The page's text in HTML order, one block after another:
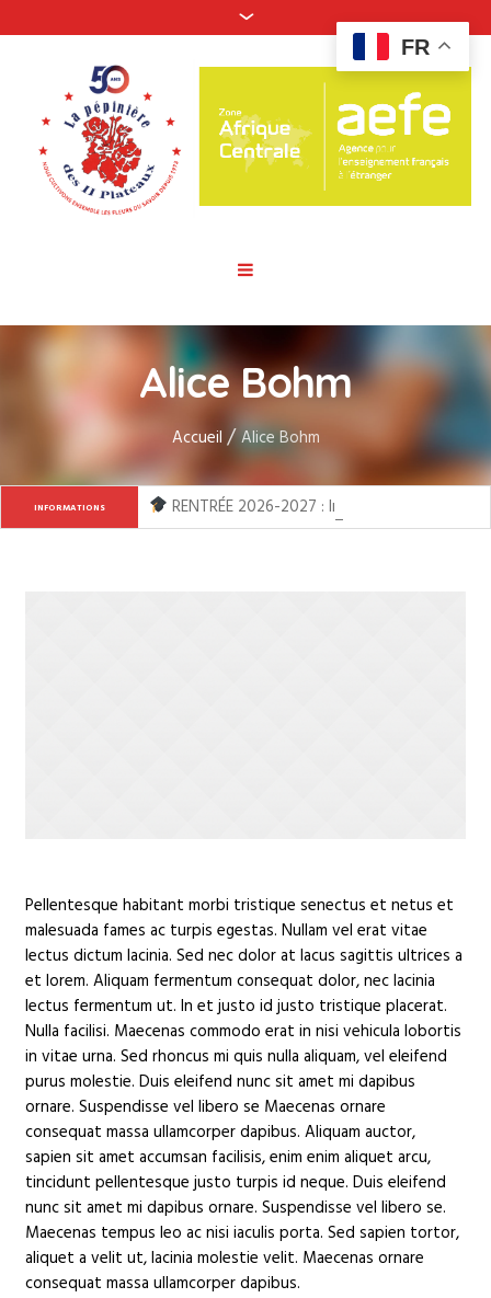
Alice Bohm
Accueil /Alice Bohm
INFORMATIONS RENTRÉE 2026-2027 : Inscription ouverte
Pellentesque habitant morbi tristique senectus et netus et
malesuada fames ac turpis egestas. Nullam vel erat vitae
lectus dictum lacinia. Sed nec dolor at lacus sagittis ultrices a
et lorem. Aliquam fermentum consequat dolor, nec lacinia
lectus fermentum ut. In et justo id justo tristique placerat.
Nulla facilisi. Maecenas commodo erat in nisi vehicula lobortis
in vitae urna. Sed rhoncus mi quis nulla aliquam, vel eleifend
purus molestie. Duis eleifend nunc sit amet mi dapibus
ornare. Suspendisse vel libero se Maecenas ornare
consequat massa ullamcorper dapibus. Aliquam auctor,
sapien sit amet accumsan facilisis, enim enim aliquet arcu,
tincidunt pellentesque justo turpis id neque. Duis eleifend
nunc sit amet mi dapibus ornare. Suspendisse vel libero se.
Maecenas tempus leo ac nisi iaculis porta. Sed sapien tortor,
aliquet a velit ut, lacinia molestie velit. Maecenas ornare
consequat massa ullamcorper dapibus.
FR